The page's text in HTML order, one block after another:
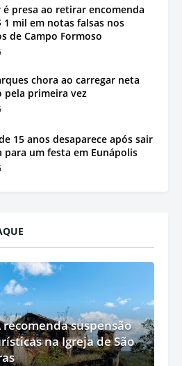
é presa ao retirar encomenda
1 mil em notas falsas nos
de Campo Formoso
chora ao carregar neta
pela primeira vez
15 anos desaparece após sair
para um festa em Eunápolis
recomenda suspensão
na Igreja de São